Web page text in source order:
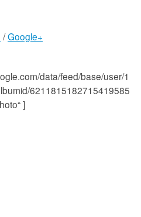
/Google+
data/feed/base/user/1
6211815182715419585
]